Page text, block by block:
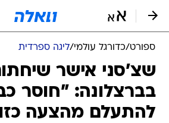
ספורט/כדורגל עולמי/ליגה ספרדית
שצ'סני אישר
בברצלונה: "חוסר
להתעלם מהצעה